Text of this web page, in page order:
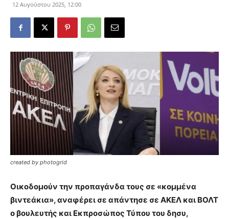
12 Αυγούστου 2025, 12:00
created by photogrid
Οικοδομούν την προπαγάνδα τους σε «κομμένα
βιντεάκια», αναφέρει σε απάντησε σε ΑΚΕΛ και ΒΟΛΤ
ο βουλευτής και Εκπροσώπος Τύπου του δησυ,